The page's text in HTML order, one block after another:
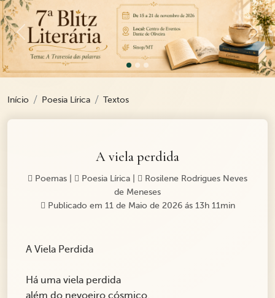
Previous
Início Poesia Lírica Textos
A viela perdida
Poemas Poesia Lírica
Rosilene Rodrigues Neves
de Meneses
Publicado em 11 de Maio de 2026 ás 13h 11min
A Viela Perdida
Há uma viela perdida
além do nevoeiro cósmico,